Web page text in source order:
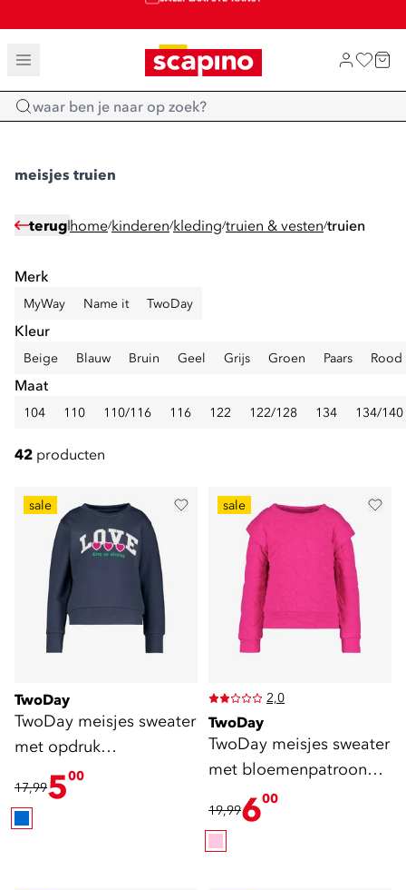
TOT 70% KORTING OP SALE
SHOP NIEUW
Home
meisjes truien
terug home/kinderen/kleding/truien & vesten/truien
Merk
MyWay Name it TwoDay
Kleur
Beige Blauw Bruin Geel Grijs Groen Paars Rood
Maat
104 110 110/116 116 122 122/128 134 134/140
42 producten
sale
TwoDay
TwoDay meisjes sweater
met opdruk
donkerblauw
17,99500
sale
2,0
TwoDay
TwoDay meisjes sweater
met bloemenpatroon
19,99600